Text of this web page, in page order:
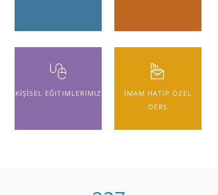
KİŞİSEL EĞITIMLERIMIZ
İMAM HATIP ÖZEL
DERS